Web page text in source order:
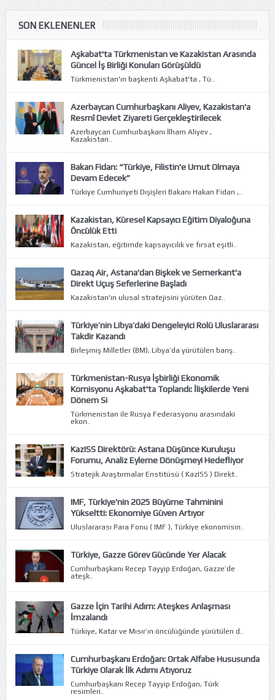
SON EKLENENLER
Aşkabat'ta Türkmenistan ve Kazakistan Arasında
Güncel İş Birliği Konuları Görüşüldü
Türkmenistan'ın başkenti Aşkabat'ta , Tü..
Azerbaycan Cumhurbaşkanı Aliyev, Kazakistan'a
Resmî Devlet Ziyareti Gerçekleştirilecek
Azerbaycan Cumhurbaşkanı İlham Aliyev ,
Kazakistan..
Bakan Fidan: “Türkiye, Filistin'e Umut Olmaya
Devam Edecek”
Türkiye Cumhuriyeti Dışişleri Bakanı Hakan Fidan ,..
Kazakistan, Küresel Kapsayıcı Eğitim Diyaloğuna
Öncülük Etti
Kazakistan, eğitimde kapsayıcılık ve fırsat eşitli..
Qazaq Air, Astana'dan Bişkek ve Semerkant'a
Direkt Uçuş Seferlerine Başladı
Kazakistan'ın ulusal stratejisini yürüten Qaz..
Türkiye’nin Libya’daki Dengeleyici Rolü Uluslararası
Takdir Kazandı
Birleşmiş Milletler (BM), Libya’da yürütülen barış..
Türkmenistan-Rusya İşbirliği Ekonomik
Komisyonu Aşkabat'ta Toplandı: İlişkilerde Yeni
Dönem Si
Türkmenistan ile Rusya Federasyonu arasındaki
ekon..
KazISS Direktörü: Astana Düşünce Kuruluşu
Forumu, Analiz Eyleme Dönüşmeyi Hedefliyor
Stratejik Araştırmalar Enstitüsü ( KazISS ) Direkt..
IMF, Türkiye'nin 2025 Büyüme Tahminini
Yükseltti: Ekonomiye Güven Artıyor
Uluslararası Para Fonu ( IMF ), Türkiye ekonomisin..
Türkiye, Gazze Görev Gücünde Yer Alacak
Cumhurbaşkanı Recep Tayyip Erdoğan, Gazze’de
ateşk..
Gazze İçin Tarihi Adım: Ateşkes Anlaşması
İmzalandı
Türkiye, Katar ve Mısır’ın öncülüğünde yürütülen d..
Cumhurbaşkanı Erdoğan: Ortak Alfabe Hususunda
Türkiye Olarak İlk Adımı Atıyoruz
Cumhurbaşkanı Recep Tayyip Erdoğan, Türk
resimleri..